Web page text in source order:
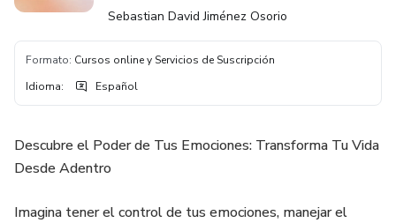
Sebastian David Jiménez Osorio
Formato: Cursos online y Servicios de Suscripción
Idioma: Español
Descubre el Poder de Tus Emociones: Transforma Tu Vida
Desde Adentro
Imagina tener el control de tus emociones, manejar el